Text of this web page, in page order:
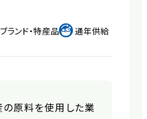
ランド・特産品
通年供給
原料を使用した業